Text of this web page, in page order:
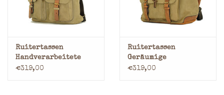
Ruitertassen
Handverarbeitete
Leder Rucksack
€319,00
Ruitertassen
Geräumige
Handverarbeitete
€319,00